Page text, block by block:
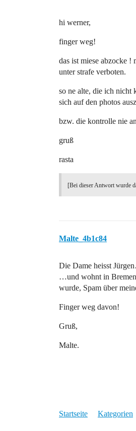
hi werner,
finger weg!
das ist miese abzocke
unter strafe verboten.
so ne alte, die ich nicht
sich auf den photos
bzw. die kontrolle nie
gruß
rasta
[Bei dieser Antwort wurde
Malte_4b1c84
Die Dame heisst
…und wohnt in
wurde, Spam über
Finger weg davon!
Gruß,
Malte.
Startseite Kategorien